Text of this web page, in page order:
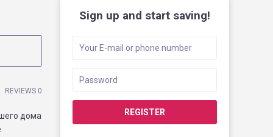
Sign up and start saving!
REGISTER
REVIEWS 0
дома